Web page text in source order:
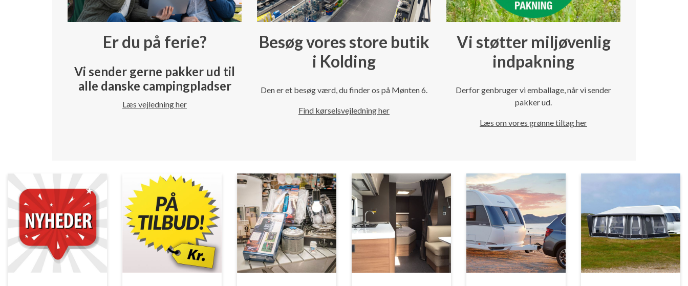
Er du på ferie?
Vi sender gerne pakker ud til
alle danske campingpladser
Læs vejledning her
Besøg vores store butik
i Kolding
Den er et besøg værd, du finder os på Mønten 6.
Find kørselsvejledning her
Vi støtter miljøvenlig
indpakning
Derfor genbruger vi emballage, når vi sender
pakker ud.
Læs om vores grønne tiltag her